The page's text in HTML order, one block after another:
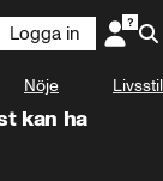
Logga in
Nöje Livsstil
kan ha